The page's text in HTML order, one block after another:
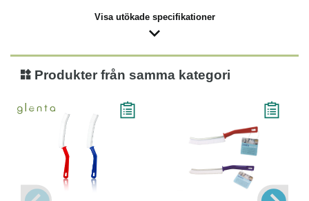
Visa utökade specifikationer
Produkter från samma kategori